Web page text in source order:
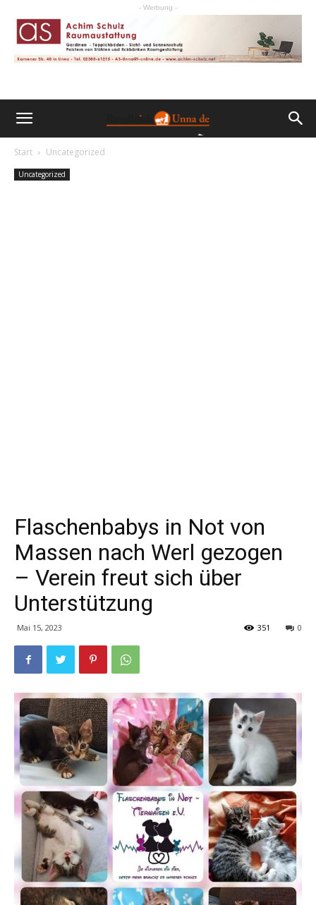
- Werbung -
Start Uncategorized
Uncategorized
Flaschenbabys in Not von
Massen nach Werl gezogen
– Verein freut sich über
Unterstützung
Mai 15, 2023 0
351